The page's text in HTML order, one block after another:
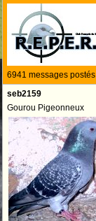
6941 messages postés
seb2159
Gourou Pigeonneux